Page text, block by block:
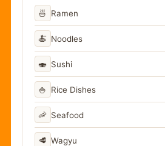
🍜 Ramen
🍝 Noodles
🍣 Sushi
🍚 Rice Dishes
🦐 Seafood
🥩 Wagyu